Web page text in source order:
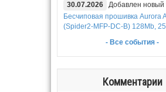
30.07.2026
Добавлен новый
Бесчиповая прошивка Aurora
(Spider2-MFP-DC-B) 128Mb,
- Все события -
Комментарии